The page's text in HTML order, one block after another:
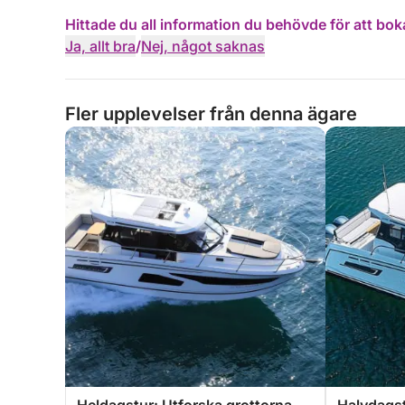
Hittade du all information du behövde för att
Ja, allt bra/Nej, något saknas
Fler upplevelser från denna ägare